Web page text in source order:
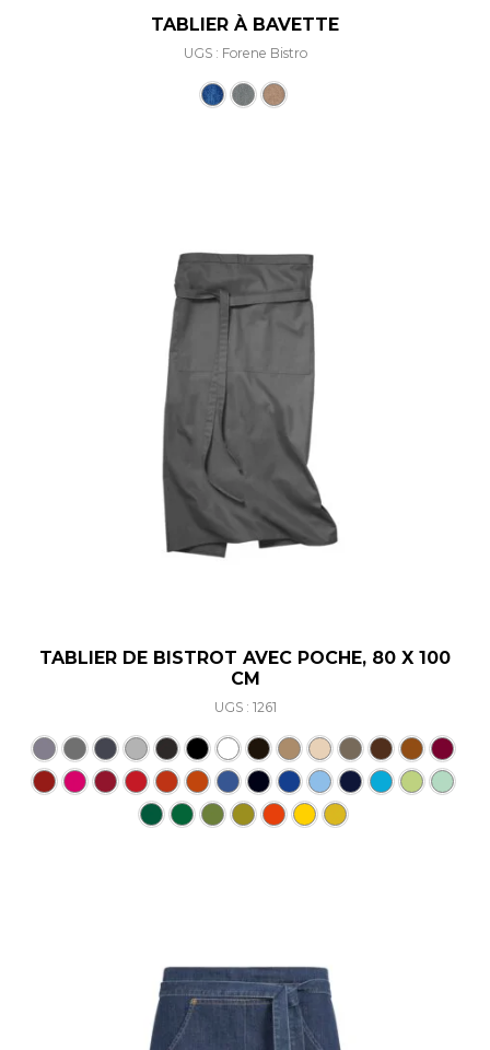
TABLIER À BAVETTE
UGS : Forene Bistro
TABLIER DE BISTROT AVEC POCHE, 80 X 100
CM
UGS : 1261